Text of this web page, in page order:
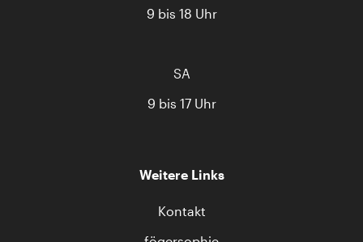
9 bis 18 Uhr
SA
9 bis 17 Uhr
Weitere Links
Kontakt